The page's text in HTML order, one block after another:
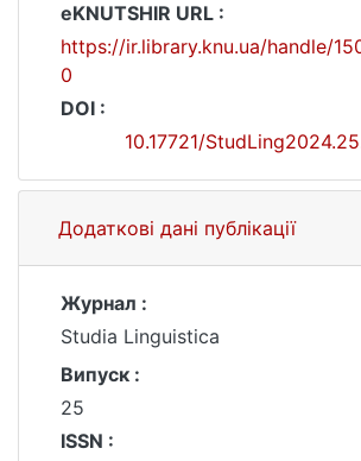
eKNUTSHIR URL :
https://ir.library.knu.ua/handle/
0
DOI :
10.17721/
Додаткові дані публікації
Журнал :
Studia Linguistica
Випуск :
25
ISSN :